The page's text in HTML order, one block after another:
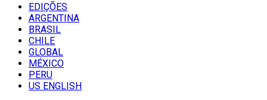
EDIÇÕES
ARGENTINA
BRASIL
CHILE
GLOBAL
MÉXICO
PERU
US ENGLISH